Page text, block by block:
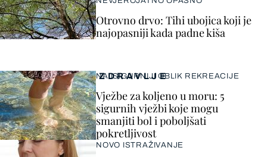
ZDRAVLJE
NAJSIGURNIJI OBLIK REKREACIJE
Vježbe za koljeno u moru: 5
sigurnih vježbi koje mogu
smanjiti bol i poboljšati
pokretljivost
NOVO ISTRAŽIVANJE
Otrovno drvo: Tihi ubojica koji je
najopasniji kada padne kiša